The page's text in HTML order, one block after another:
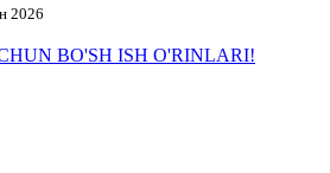
2026